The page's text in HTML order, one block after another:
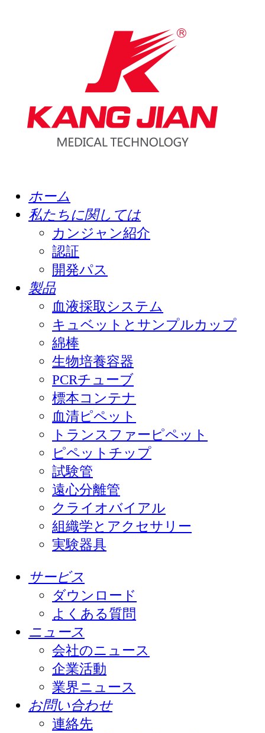
ホーム
私たちに関しては
カンジャン紹介
認証
開発パス
製品
血液採取システム
キュベットとサンプルカップ
綿棒
生物培養容器
PCRチューブ
標本コンテナ
血清ピペット
トランスファーピペット
ピペットチップ
試験管
遠心分離管
クライオバイアル
組織学とアクセサリー
実験器具
サービス
ダウンロード
よくある質問
ニュース
会社のニュース
企業活動
業界ニュース
お問い合わせ
連絡先